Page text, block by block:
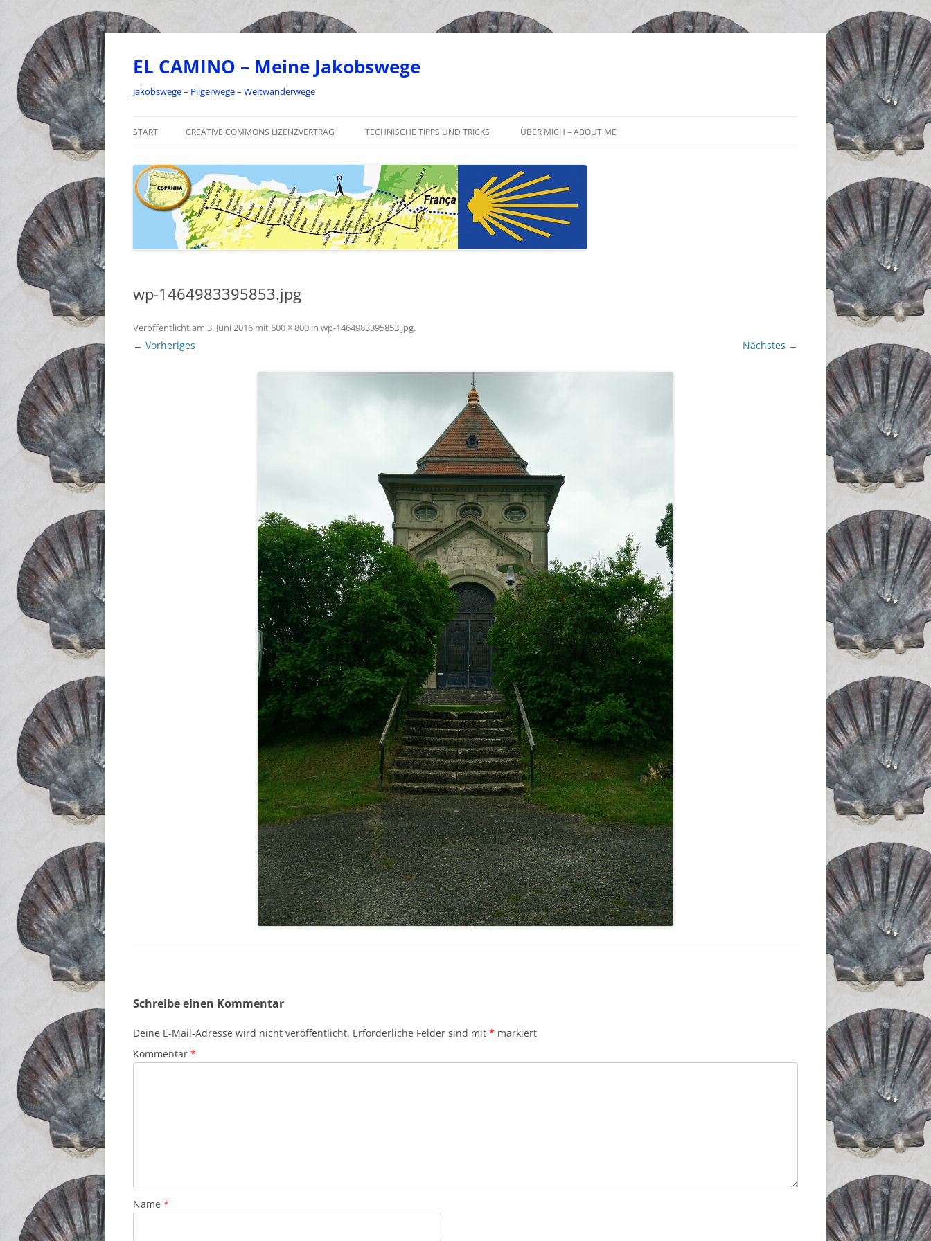
Zum
EL CAMINO – Meine Jakobswege
Jakobswege – Pilgerwege – Weitwanderwege
START CREATIVE COMMONS LIZENZVERTRAG TECHNISCHE TIPPS UND TRICKS ÜBER MICH – ABOUT ME
wp-1464983395853.jpg
Veröffentlicht am 3. Juni 2016 mit600 × 800 in wp-1464983395853.jpg.
← Vorheriges Nächstes →
Schreibe einen Kommentar
Deine E-Mail-Adresse wird nicht veröffentlicht. Erforderliche Felder sind mit * markiert
Kommentar *
Name *